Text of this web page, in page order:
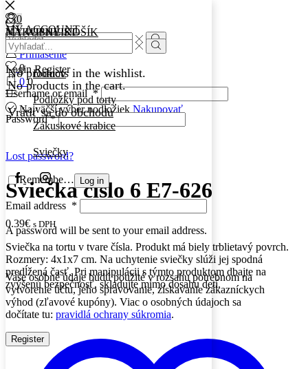
Search
input
Search
Prihlásenie
MY ACCOUNT
LoginRegister
Username or email*
Password*
Lost password?
Remember Me
Log in
Email address *
A password will be sent to your email address.
Vaše osobné údaje budú použité v rozsahu potrebnom na
vytvorenie účtu, jeho spravovanie, získavanie zákazníckych
výhod (zľavové kupóny). Viac o osobných údajoch sa
dočítate tu: pravidlá ochrany súkromia.
Register
0
0
MY WISHLIST
No products in the wishlist.
00
0
NÁKUPNÝ KOŠÍK
No products in the cart.
Vrátiť sa do obchodu
Search
input
Search
Domov
Podložky pod torty
Zákuskové krabice
Sviečky
FacebookInstagram
Najväčší výber podložiek Nakupovať
Sviečka číslo 6 E7-626
0.39€ s DPH
Sviečka na tortu v tvare čísla. Produkt má biely trblietavý povrch.
Rozmery: 4x1x7 cm. Na uchytenie sviečky slúži jej spodná
predĺžená časť. Pri manipulácii s týmto produktom dbajte na
zvýšenú bezpečnosť, skladujte mimo dosahu detí.